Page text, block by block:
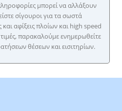
μπορεί να αλλάξουν
σίγουροι για τα σωστά
αφίξεις πλοίων και high speed
παρακαλούμε ενημερωθείτε
θέσεων και εισιτηρίων.